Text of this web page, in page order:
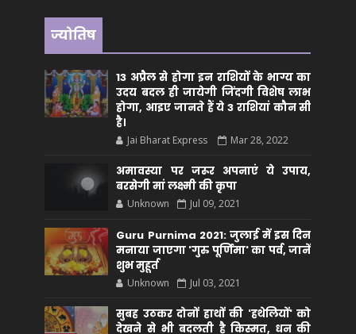
ज्योतिष
13 अप्रैल से होगा इन राशियों के भाग्य का
उदय बदल ही जायेगी जिंदगी विशेष लाभ
होगा, आइए जानते हैं ये 3 राशियां कौन सीं
है।
Jai Bharat Express Mar 28, 2022
अमावस्या पर जरूर अपनाएं ये उपाय,
बरसेगी मां लक्ष्मी की कृपा
Unknown Jul 09, 2021
Guru Purnima 2021: जुलाई में इस दिन
मनाया जाएगा 'गुरु पूर्णिमा' का पर्व, जानें
शुभ मुहूर्त
Unknown Jul 03, 2021
सुबह उठकर दोनों हाथों की 'हथेलियों' को
देखने से भी बदलती है किस्मत, धन की